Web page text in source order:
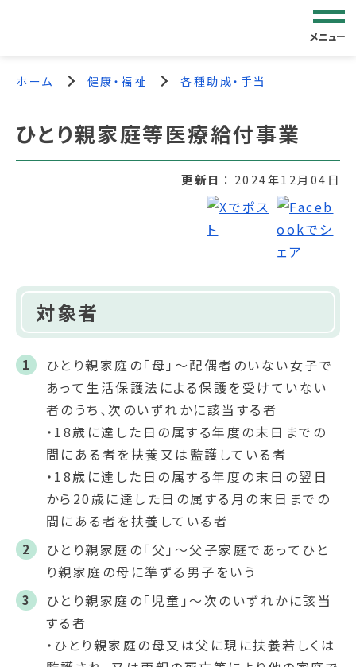
メニュー
ホーム 健康・福祉 各種助成・手当
ひとり親家庭等医療給付事業
更新日 2024年12月04日
対象者
ひとり親家庭の「母」～配偶者のいない女子で
あって生活保護法による保護を受けていない
者のうち、次のいずれかに該当する者
・18歳に達した日の属する年度の末日までの
間にある者を扶養又は監護している者
・18歳に達した日の属する年度の末日の翌日
から20歳に達した日の属する月の末日までの
間にある者を扶養している者
ひとり親家庭の「父」～父子家庭であってひと
り親家庭の母に準ずる男子をいう
ひとり親家庭の「児童」～次のいずれかに該当
する者
・ひとり親家庭の母又は父に現に扶養若しくは